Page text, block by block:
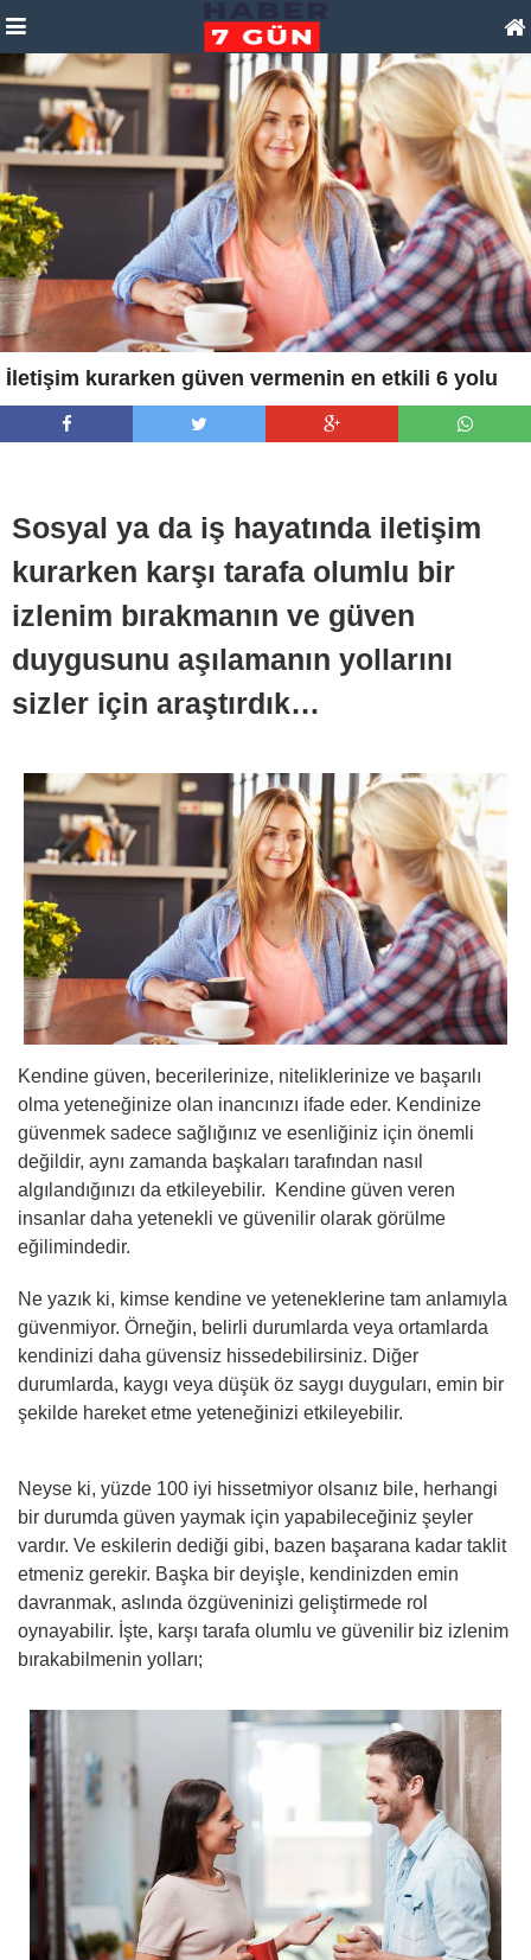
İletişim kurarken güven vermenin en etkili 6 yolu
Sosyal ya da iş hayatında iletişim
kurarken karşı tarafa olumlu bir
izlenim bırakmanın ve güven
duygusunu aşılamanın yollarını
sizler için araştırdık…
Kendine güven, becerilerinize, niteliklerinize ve başarılı
olma yeteneğinize olan inancınızı ifade eder. Kendinize
güvenmek sadece sağlığınız ve esenliğiniz için önemli
değildir, aynı zamanda başkaları tarafından nasıl
algılandığınızı da etkileyebilir. Kendine güven veren
insanlar daha yetenekli ve güvenilir olarak görülme
eğilimindedir.
Ne yazık ki, kimse kendine ve yeteneklerine tam anlamıyla
güvenmiyor. Örneğin, belirli durumlarda veya ortamlarda
kendinizi daha güvensiz hissedebilirsiniz. Diğer
durumlarda, kaygı veya düşük öz saygı duyguları, emin bir
şekilde hareket etme yeteneğinizi etkileyebilir.
Neyse ki, yüzde 100 iyi hissetmiyor olsanız bile, herhangi
bir durumda güven yaymak için yapabileceğiniz şeyler
vardır. Ve eskilerin dediği gibi, bazen başarana kadar taklit
etmeniz gerekir. Başka bir deyişle, kendinizden emin
davranmak, aslında özgüveninizi geliştirmede rol
oynayabilir. İşte, karşı tarafa olumlu ve güvenilir biz izlenim
bırakabilmenin yolları;